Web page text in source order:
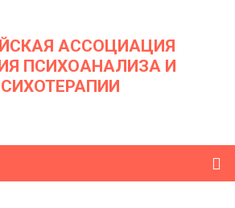
АССОЦИАЦИЯ
ПСИХОАНАЛИЗА И